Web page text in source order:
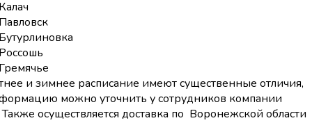
и зимнее расписание имеют существенные отличия,
можно уточнить у сотрудников компании
Также осуществляется доставка по Воронежской области